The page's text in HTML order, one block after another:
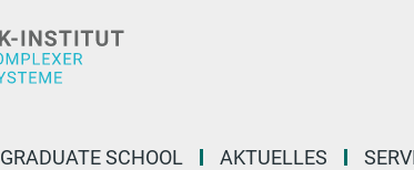
GRADUATE SCHOOL AKTUELLES